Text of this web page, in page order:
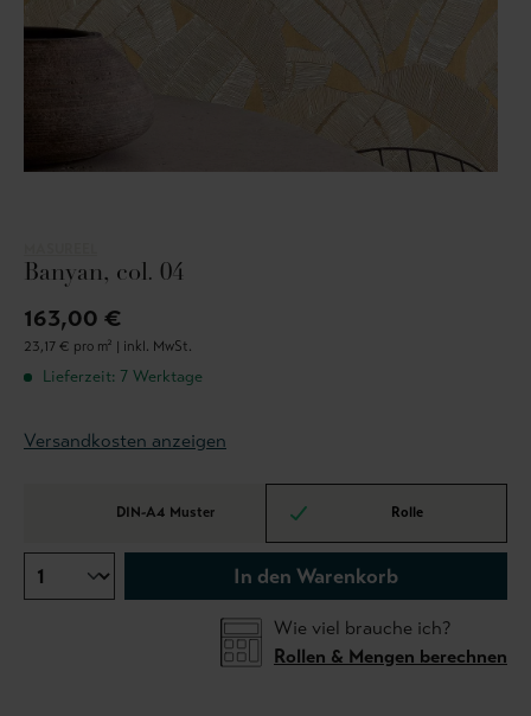
Banyan, col. 04
163,00 €
23,17 € pro m² | inkl. MwSt.
Lieferzeit: 7 Werktage
Versandkosten anzeigen
DIN-A4 Muster Rolle
In den Warenkorb
Wie viel brauche ich?
Rollen & Mengen berechnen